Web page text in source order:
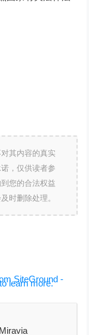
其内容的真实
，仅供读者参
您的合法权益
时删除处理。